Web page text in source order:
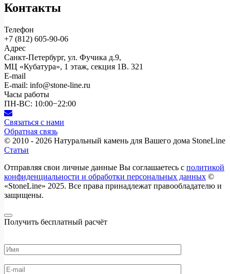
Контакты
Телефон
+7 (812) 605-90-06
Адрес
Санкт-Петербург, ул. Фучика д.9,
МЦ «Кубатура», 1 этаж, секция 1В. 321
E-mail
E-mail: info@stone-line.ru
Часы работы
ПН-ВС: 10:00−22:00
Связаться с нами
Обратная связь
© 2010 - 2026 Натуральный камень для Вашего дома StoneLine
Статьи
Отправляя свои личные данные Вы соглашаетесь с политикой
конфиденциальности и обработки персональных данных ©
«StoneLine» 2025. Все права принадлежат правообладателю и
защищены.
Получить бесплатный расчёт